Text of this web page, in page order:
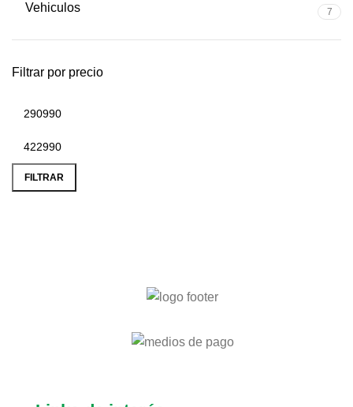
Vehiculos 7
Filtrar por precio
FILTRAR